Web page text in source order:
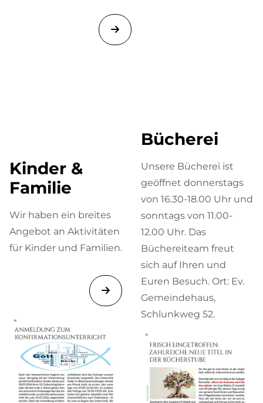
Kinder &
Familie
Wir haben ein breites
Angebot an Aktivitäten
für Kinder und Familien.
Bücherei
Unsere Bücherei ist
geöffnet donnerstags
von 16.30-18.00 Uhr und
sonntags von 11.00-
12.00 Uhr. Das
Büchereiteam freut
sich auf Ihren und
Euren Besuch. Ort: Ev.
Gemeindehaus,
Schlunkweg 52.